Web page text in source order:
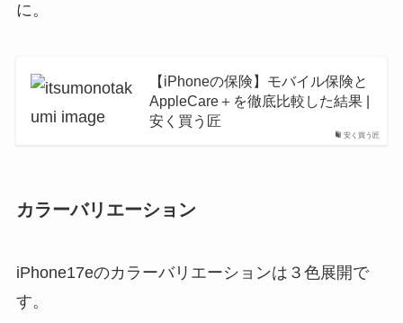
に。
安く買う匠
【iPhoneの保険】モバイル保険と
AppleCare＋を徹底比較した結果 |
安く買う匠
カラーバリエーション
iPhone17eのカラーバリエーションは３色展開で
す。